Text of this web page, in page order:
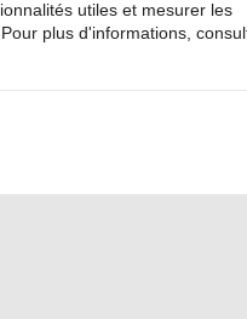
utiles et mesurer les
plus d'informations,